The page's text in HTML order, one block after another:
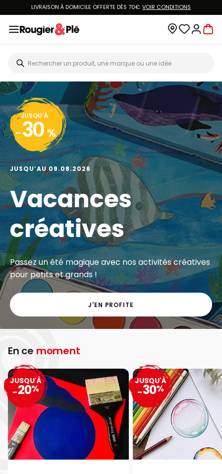
LIVRAISON À DOMICILE OFFERTE DÈS 70€.VOIR CONDITIONS
JUSQU'À
- 30 %
JUSQU’AU 09.08.2026
Vacances
créatives
Passez un été magique avec nos activités créatives
pour petits et grands !
J'EN PROFITE
En ce moment
JUSQU'À
-20%
JUSQU'À
-30%